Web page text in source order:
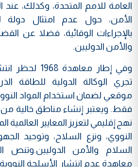
العامة للامم المتحدة، وكذلك،
الأمن، حول عدم امتثال دولة
بالإجراءات الوقائية، فضلا عن
والأمن الدوليين.
وفي إطار
تجري الوكالة الدولية للطاقة
موقعي لضمان استخدام المواد
فقط. ويعتبر إنشاء مناطق خالية من
نهج إقليمي لتعزيز المعايير العالمية
النووي، ونزع السلاح، وتوحيد
السلام والأمن الدوليين.وتنص
معاهدة عدم انتشار الأسلحة